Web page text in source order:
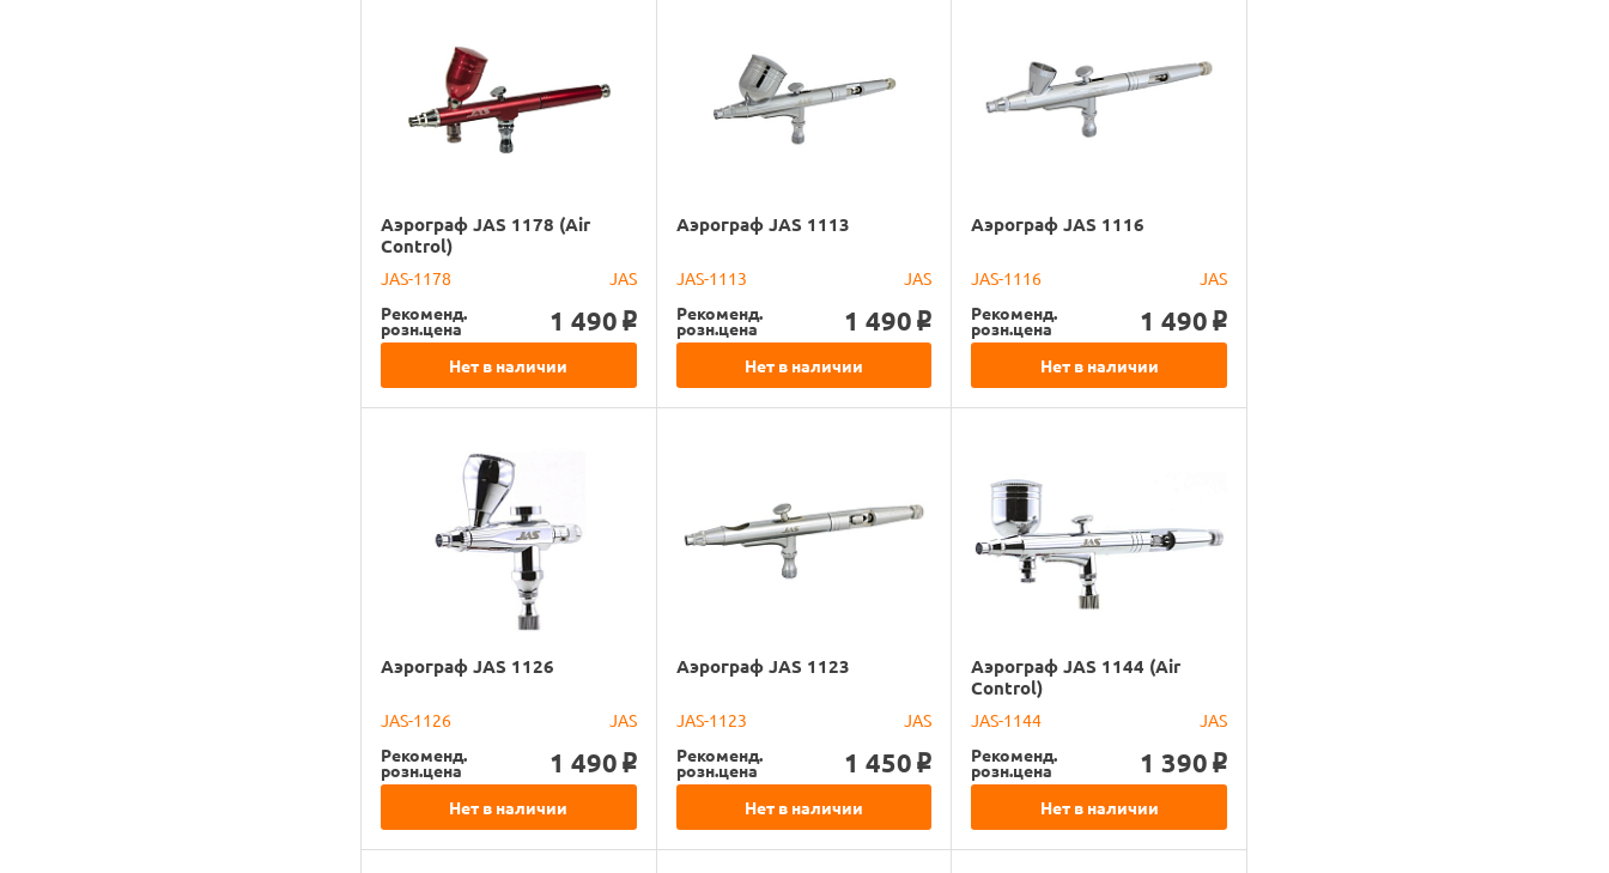
Аэрограф JAS 1178 (Air
Control)
JAS-1178
JAS
Рекоменд.
розн.цена 1 490 o
Нет в наличии
Аэрограф JAS 1113
JAS-1113
JAS
Рекоменд.
розн.цена 1 490 o
Нет в наличии
Аэрограф JAS 1116
JAS-1116
JAS
Рекоменд.
розн.цена 1 490 o
Нет в наличии
Аэрограф JAS 1126
JAS-1126
JAS
Рекоменд.
розн.цена 1 490 o
Нет в наличии
Аэрограф JAS 1123
JAS-1123
JAS
Рекоменд.
розн.цена 1 450 o
Нет в наличии
Аэрограф JAS 1144 (Air
Control)
JAS-1144
JAS
Рекоменд.
розн.цена 1 390 o
Нет в наличии